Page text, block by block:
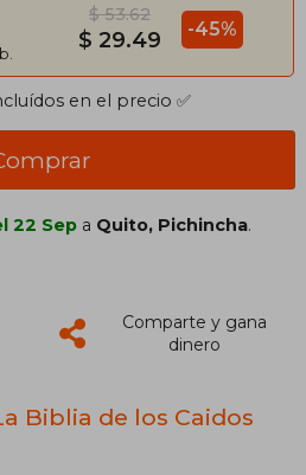
$ 53.62
$ 29.49 -45%
en el precio ✅
22 Sep a Quito, Pichincha.
Comparte y gana
dinero
Biblia de los Caidos